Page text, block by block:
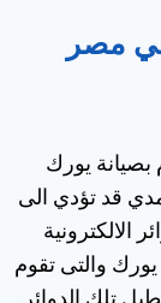
مصر
يورك
قد تؤدي الى
الالكترونية
يورك والتى تقوم
تلك الدوائر